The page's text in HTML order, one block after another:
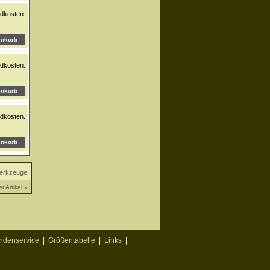
Artikel »
| Größentabelle | Links |